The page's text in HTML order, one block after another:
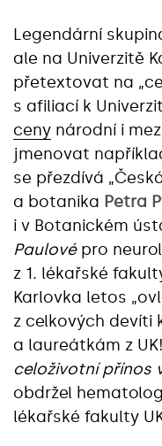
Legendární
ale na Univerzitě
přetextovat na
s afiliací k
ceny národní i
jmenovat
se přezdívá
a botanika Petra
i v Botanickém
Paulovépro
z 1. lékařské
Karlovka letos
z celkových
a laureátkám z
celoživotní přínos
obdržel
lékařské fakulty